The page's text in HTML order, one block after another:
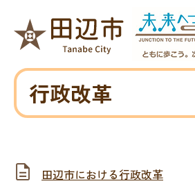
行政改革
田辺市における行政改革